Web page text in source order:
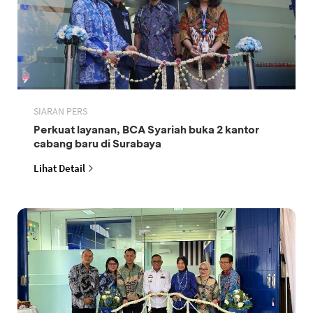
SIARAN PERS
Perkuat layanan, BCA Syariah buka 2 kantor
cabang baru di Surabaya
Lihat Detail